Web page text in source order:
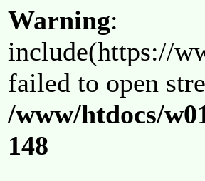
Warning:
include(https://
failed to open
/www/htdocs/
148